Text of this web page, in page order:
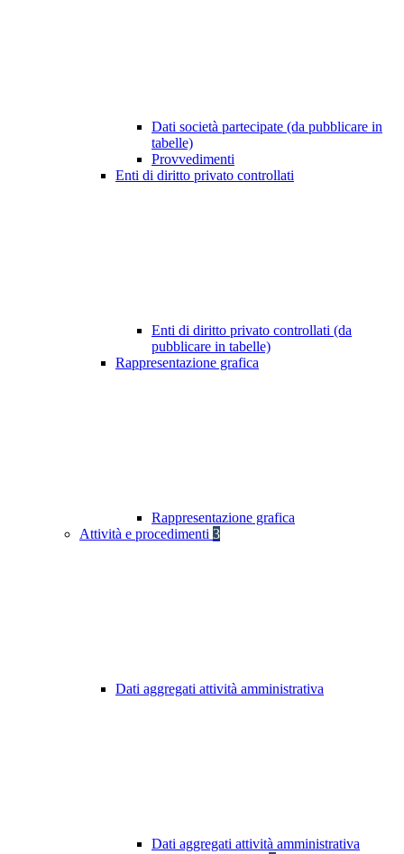
Dati società partecipate (da pubblicare in
tabelle)
Provvedimenti
Enti di diritto privato controllati
Enti di diritto privato controllati (da
pubblicare in tabelle)
Rappresentazione grafica
Rappresentazione grafica
Attività e procedimenti 3
Dati aggregati attività amministrativa
Dati aggregati attività amministrativa